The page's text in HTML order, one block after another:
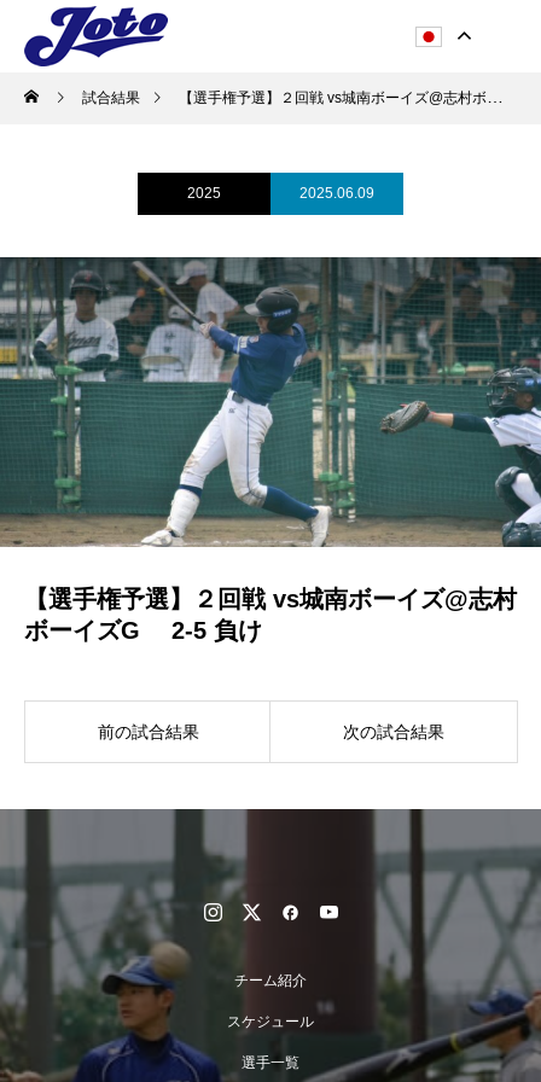
試合結果 【選手権予選】２回戦 vs城南ボーイズ@志村ボーイズG 2-5 負け
2025 2025.06.09
【選手権予選】２回戦 vs城南ボーイズ@志村
ボーイズG 2-5 負け
前の試合結果 次の試合結果
チーム紹介
スケジュール
選手一覧